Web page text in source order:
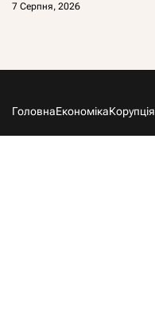
7 Серпня, 2026
ГоловнаЕкономікаКорупція